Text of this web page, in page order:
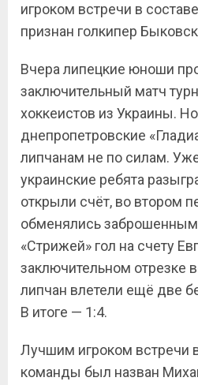
игроком встречи в
признан голкипер
Вчера липецкие юноши
заключительный матч
хоккеистов из Украины.
днепропетровские
липчанам не по силам.
украинские ребята
открыли счёт, во втором
обменялись
«Стрижей» гол на счету
заключительном отрезке
липчан влетели ещё две
В итоге — 1:4.
Лучшим игроком встречи
команды был назван